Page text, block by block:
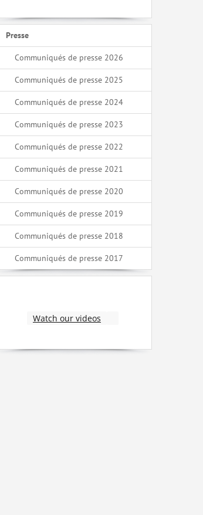
Presse
Communiqués de presse 2026
Communiqués de presse 2025
Communiqués de presse 2024
Communiqués de presse 2023
Communiqués de presse 2022
Communiqués de presse 2021
Communiqués de presse 2020
Communiqués de presse 2019
Communiqués de presse 2018
Communiqués de presse 2017
Watch our videos